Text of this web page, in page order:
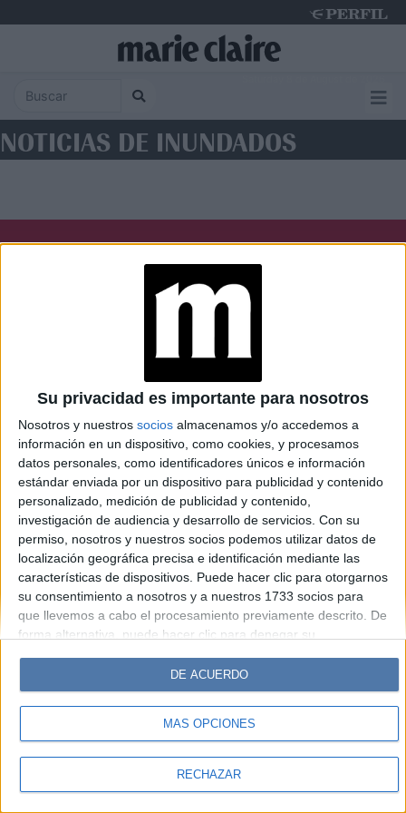
Su privacidad es importante para nosotros
Nosotros y nuestros socios almacenamos y/o accedemos a
información en un dispositivo, como cookies, y procesamos
datos personales, como identificadores únicos e información
estándar enviada por un dispositivo para publicidad y contenido
personalizado, medición de publicidad y contenido,
investigación de audiencia y desarrollo de servicios. Con su
permiso, nosotros y nuestros socios podemos utilizar datos de
localización geográfica precisa e identificación mediante las
características de dispositivos. Puede hacer clic para otorgarnos
su consentimiento a nosotros y a nuestros 1733 socios para
que llevemos a cabo el procesamiento previamente descrito. De
forma alternativa, puede hacer clic para denegar su
cambiar sus preferencias antes de otorgar su consentimiento.
Tenga en cuenta que algún procesamiento de sus datos
personales puede no requerir de su consentimiento, pero usted
tiene el derecho de rechazar tal procesamiento. Sus
sus preferencias o retirar su consentimiento en cualquier
MÁS OPCIONES
RECHAZAR
DE ACUERDO
NOTICIAS DE INUNDADOS
Caras Noticias
Weekend Parabrisas
Look
Luz Mía Lunateen Break BATimes
© Perfil.com 2006-2019 - Todos los derechos reservados
Registro de Propiedad Intelectual: Nro. 5346433